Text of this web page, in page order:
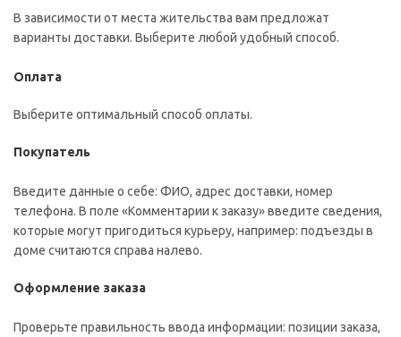
В зависимости от места жительства вам предложат
варианты доставки. Выберите любой удобный способ.
Оплата
Выберите оптимальный способ оплаты.
Покупатель
Введите данные о себе: ФИО, адрес доставки, номер
телефона. В поле «Комментарии к заказу» введите сведения,
которые могут пригодиться курьеру, например: подъезды в
доме считаются справа налево.
Оформление заказа
Проверьте правильность ввода информации: позиции заказа,